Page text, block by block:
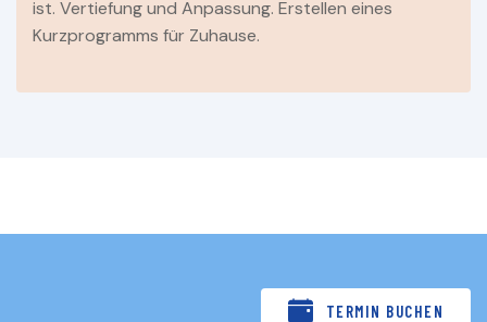
ist. Vertiefung und Anpassung. Erstellen eines
Kurzprogramms für Zuhause.
TERMIN BUCHEN